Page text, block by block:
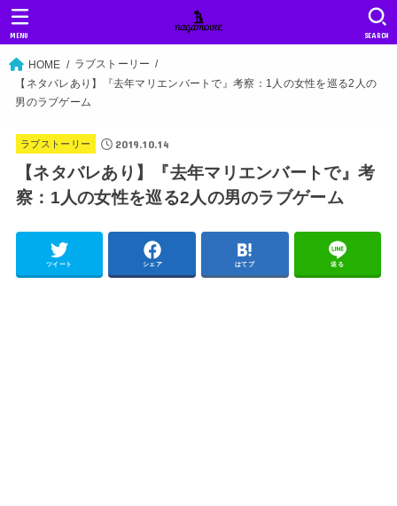
SEARCH
MENU
HOME
ラブストーリー
【ネタバレあり】『去年マリエンバートで』考察：1人の女性を巡る2人の
男のラブゲーム
ラブストーリー 2019.10.14
【ネタバレあり】『去年マリエンバートで』考
察：1人の女性を巡る2人の男のラブゲーム
ツイート シェア はてブ 送る